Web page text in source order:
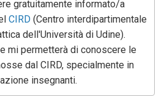
gratuitamente informato/a
CIRD (Centro interdipartimentale
dell'Università di Udine).
mi permetterà di conoscere le
dal CIRD, specialmente in
insegnanti.